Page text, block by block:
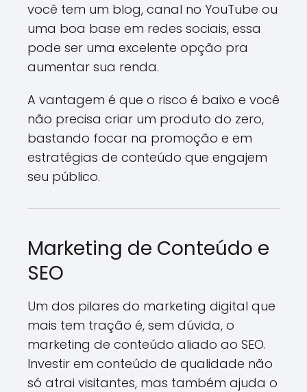
você tem um blog, canal no YouTube ou
uma boa base em redes sociais, essa
pode ser uma excelente opção pra
aumentar sua renda.
A vantagem é que o risco é baixo e você
não precisa criar um produto do zero,
bastando focar na promoção e em
estratégias de conteúdo que engajem
seu público.
Marketing de Conteúdo e
SEO
Um dos pilares do marketing digital que
mais tem tração é, sem dúvida, o
marketing de conteúdo aliado ao SEO.
Investir em conteúdo de qualidade não
só atrai visitantes, mas também ajuda o